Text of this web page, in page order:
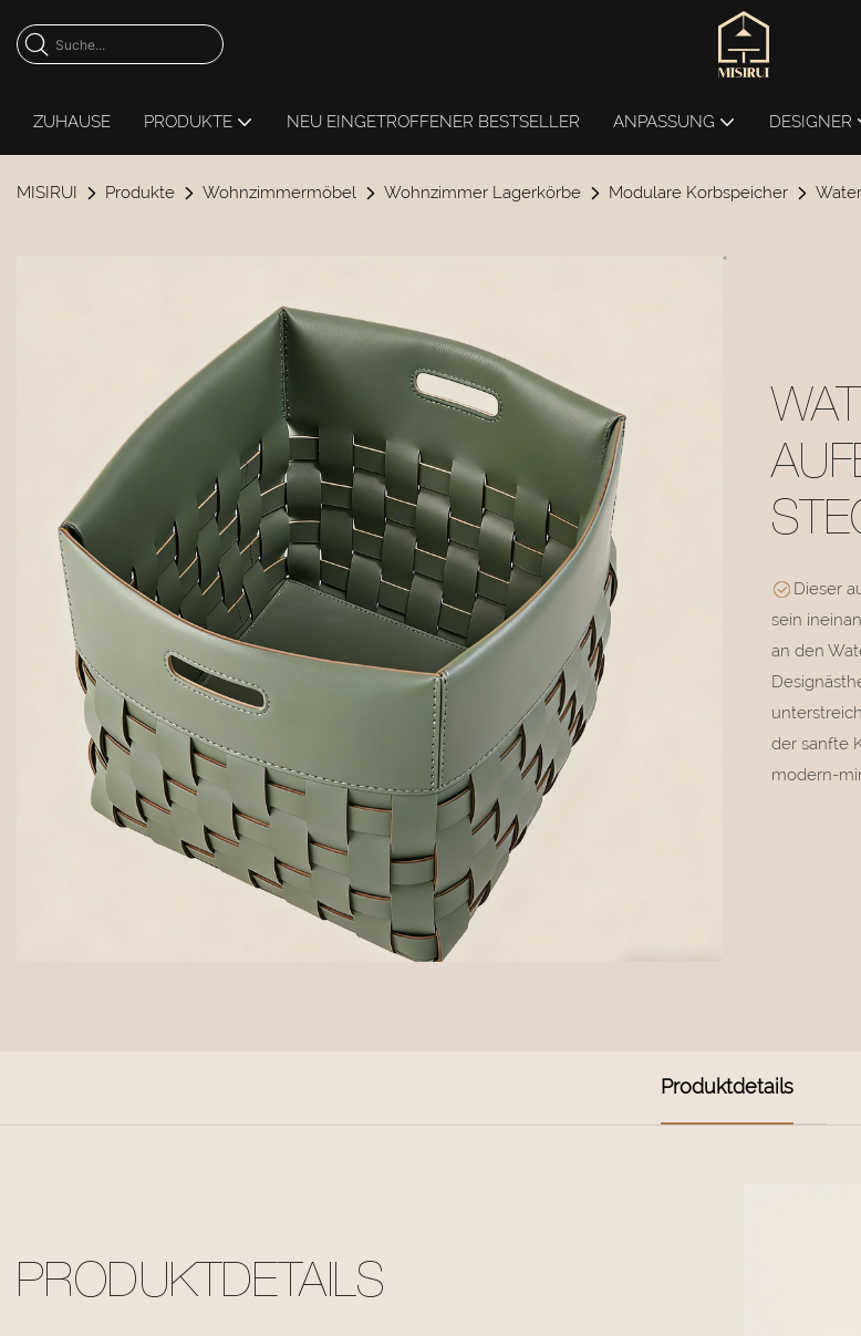
ZUHAUSE PRODUKTE NEU EINGETROFFENER BESTSELLER ANPASSUNG DESIGNER
MISIRUI Produkte Wohnzimmermöbel Wohnzimmer Lagerkörbe Modulare Korbspeicher
Dieser
sein
an den
der sanfte
modern-
Produktdetails
PRODUKTDETAILS